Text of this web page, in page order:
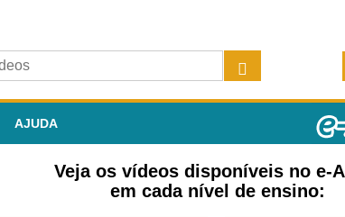
AJUDA
Veja os vídeos disponíveis no e-
em cada nível de ensino: